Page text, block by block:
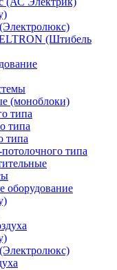
(Штибель
(моноблоки)
типа
типа
типа
типа
оборудование